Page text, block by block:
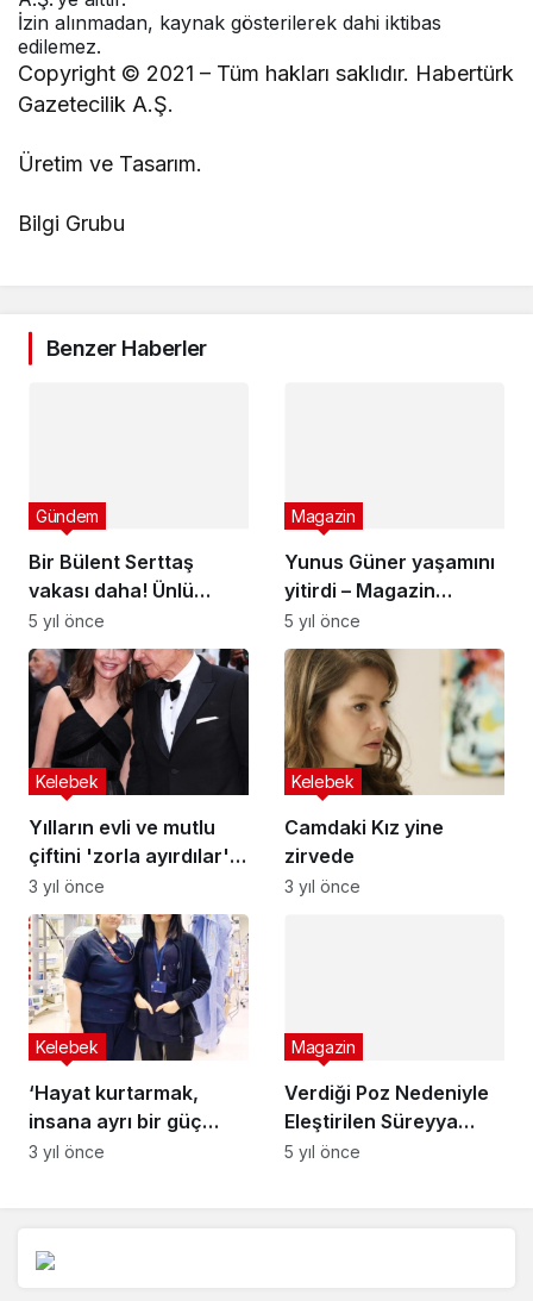
Copyright © 2021 – Tüm hakları saklıdır. Habertürk
Gazetecilik A.Ş.
Üretim ve Tasarım.
Bilgi Grubu
Bir Bülent Serttaş
vakası daha! Ünlü
oyuncu, Damla
Sönmez’in oryantal
dansına kafa çevirdi
5 yıl önce
Yunus Güner yaşamını
yitirdi – Magazin
haberleri
5 yıl önce
Yılların evli ve mutlu
çiftini 'zorla ayırdılar' :
Salona el ele
girmişlerdi
Kelebek
3 yıl önce
Camdaki Kız yine
zirvede
Kelebek
3 yıl önce
‘Hayat kurtarmak,
insana ayrı bir güç
veriyor’
Kelebek
3 yıl önce
Verdiği Poz Nedeniyle
Eleştirilen Süreyya
Yalçın’ın Yangın
Bölgelerine Gönderdiği
Kamyonet Tartışma
5 yıl önce
Arama: